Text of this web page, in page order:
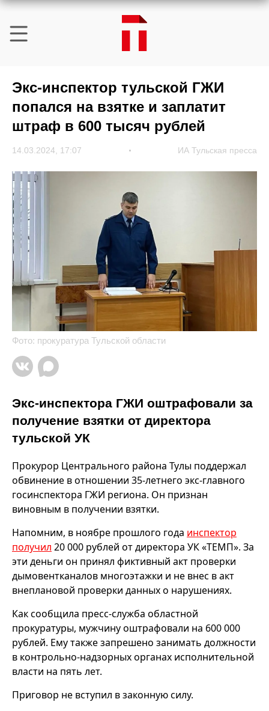
Экс-инспектор тульской ГЖИ
попался на взятке и заплатит
штраф в 600 тысяч рублей
14.03.2024, 17:07 ИА Тульская пресса
Фото: прокуратура Тульской области
Экс-инспектора ГЖИ оштрафовали за
получение взятки от директора
тульской УК
Прокурор Центрального района Тулы поддержал
обвинение в отношении 35-летнего экс-главного
госинспектора ГЖИ региона. Он признан
виновным в получении взятки.
Напомним, в ноябре прошлого года инспектор
получил 20 000 рублей от директора УК «ТЕМП». За
эти деньги он принял фиктивный акт проверки
дымовентканалов многоэтажки и не внес в акт
внеплановой проверки данных о нарушениях.
Как сообщила пресс-служба областной
прокуратуры, мужчину оштрафовали на 600 000
рублей. Ему также запрешено занимать должности
в контрольно-надзорных органах исполнительной
власти на пять лет.
Приговор не вступил в законную силу.